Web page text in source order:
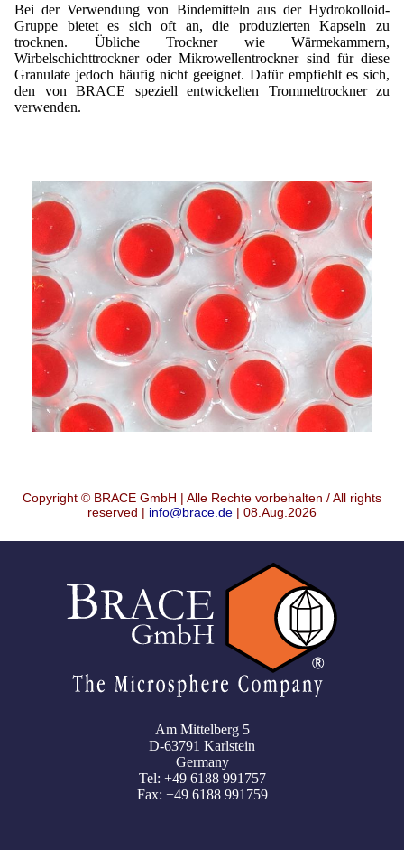
Bei der Verwendung von Bindemitteln aus der Hydrokolloid-
Gruppe bietet es sich oft an, die produzierten Kapseln zu
trocknen. Übliche Trockner wie Wärmekammern,
Wirbelschichttrockner oder Mikrowellentrockner sind für diese
Granulate jedoch häufig nicht geeignet. Dafür empfiehlt es sich,
den von BRACE speziell entwickelten Trommeltrockner zu
verwenden.
Copyright © BRACE GmbH | Alle Rechte vorbehalten / All rights
reserved | info@brace.de | 08.Aug.2026
Am Mittelberg 5
D-63791 Karlstein
Germany
Tel: +49 6188 991757
Fax: +49 6188 991759